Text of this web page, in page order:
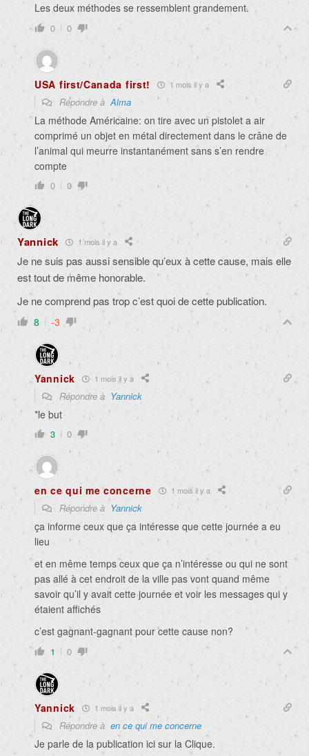
Les deux méthodes se ressemblent grandement.
0 0
USA first/Canada first! 1 mois il y a
Répondre àAlma
La méthode Américaine: on tire avec un pistolet a air
comprimé un objet en métal directement dans le crâne de
l’animal qui meurre instantanément sans s’en rendre
compte
0 0
Yannick 1 mois il y a
Je ne suis pas aussi sensible qu’eux à cette cause, mais elle
est tout de même honorable.
Je ne comprend pas trop c’est quoi de cette publication.
8 -3
Yannick 1 mois il y a
Répondre à Yannick
*le but
3 0
en ce qui me concerne 1 mois il y a
Répondre à Yannick
ça informe ceux que ça intéresse que cette journée a eu
lieu
et en même temps ceux que ça n’intéresse ou qui ne sont
pas allé à cet endroit de la ville pas vont quand même
savoir qu’il y avait cette journée et voir les messages qui y
étaient affichés
c’est gagnant-gagnant pour cette cause non?
1 0
Yannick 1 mois il y a
Répondre à en ce qui me concerne
Je parle de la publication ici sur la Clique.